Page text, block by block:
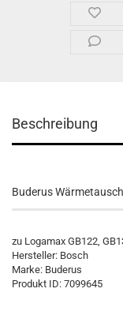
Beschreibung
Buderus
zu Logamax GB122,
Hersteller: Bosch
Marke: Buderus
Produkt ID: 7099645